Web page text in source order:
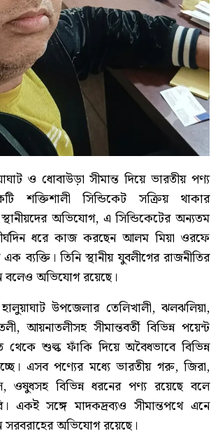
ও ধোবাউড়া সীমান্ত দিয়ে ভারতীয় পণ্য
শক্তিশালী সিন্ডিকেট সক্রিয় থাকার
অভিযোগ, এ সিন্ডিকেটের অন্যতম
ধরে কাজ করছেন আলম মিয়া ওরফে
ব্যক্তি। তিনি স্থানীয় যুবলীগের রাজনীতির
বলেও অভিযোগ রয়েছে।
উপজেলার তেলিখালী, ঝলঝলিয়া,
আয়নাতলীসহ সীমান্তবর্তী বিভিন্ন পয়েন্ট
থেকে শুল্ক ফাঁকি দিয়ে অবৈধভাবে বিভিন্ন
এসব পণ্যের মধ্যে ভারতীয় গরু, জিরা,
ওষুধসহ বিভিন্ন ধরনের পণ্য রয়েছে বলে
একই সঙ্গে মাদকদ্রব্যও সীমান্তপথে এনে
সরবরাহের অভিযোগ রয়েছে।